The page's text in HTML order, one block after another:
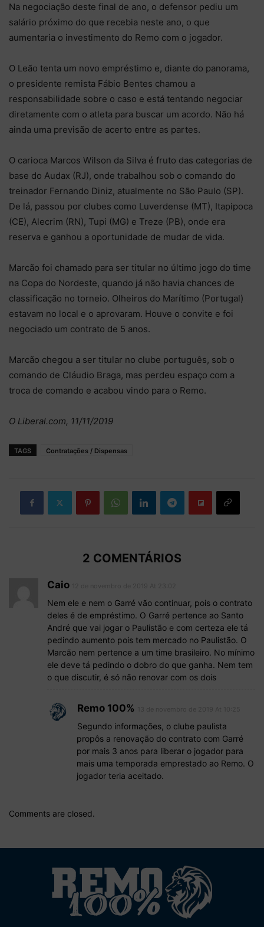
Na negociação deste final de ano, o defensor pediu um
salário próximo do que recebia neste ano, o que
aumentaria o investimento do Remo com o jogador.
O Leão tenta um novo empréstimo e, diante do panorama,
o presidente remista Fábio Bentes chamou a
responsabilidade sobre o caso e está tentando negociar
diretamente com o atleta para buscar um acordo. Não há
ainda uma previsão de acerto entre as partes.
O carioca Marcos Wilson da Silva é fruto das categorias de
base do Audax (RJ), onde trabalhou sob o comando do
treinador Fernando Diniz, atualmente no São Paulo (SP).
De lá, passou por clubes como Luverdense (MT), Itapipoca
(CE), Alecrim (RN), Tupi (MG) e Treze (PB), onde era
reserva e ganhou a oportunidade de mudar de vida.
Marcão foi chamado para ser titular no último jogo do time
na Copa do Nordeste, quando já não havia chances de
classificação no torneio. Olheiros do Marítimo (Portugal)
estavam no local e o aprovaram. Houve o convite e foi
negociado um contrato de 5 anos.
Marcão chegou a ser titular no clube português, sob o
comando de Cláudio Braga, mas perdeu espaço com a
troca de comando e acabou vindo para o Remo.
O Liberal.com, 11/11/2019
TAGS Contratações / Dispensas
2 COMENTÁRIOS
Caio
Nem ele e nem o Garré vão continuar, pois o contrato
deles é de empréstimo. O Garré pertence ao Santo
André que vai jogar o Paulistão e com certeza ele tá
pedindo aumento pois tem mercado no Paulistão. O
Marcão nem pertence a um time brasileiro. No mínimo
ele deve tá pedindo o dobro do que ganha. Nem tem
o que discutir, é só não renovar com os dois
Remo 100%
Segundo informações, o clube paulista
propôs a renovação do contrato com Garré
por mais 3 anos para liberar o jogador para
mais uma temporada emprestado ao Remo. O
jogador teria aceitado.
Comments are closed.